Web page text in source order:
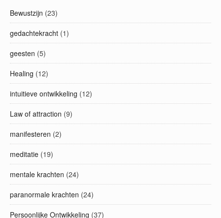
Bewustzijn (23)
gedachtekracht (1)
geesten (5)
Healing (12)
intuitieve ontwikkeling (12)
Law of attraction (9)
manifesteren (2)
meditatie (19)
mentale krachten (24)
paranormale krachten (24)
Persoonlijke Ontwikkeling (37)